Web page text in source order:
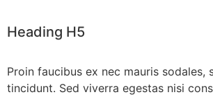
Heading H5
Proin faucibus ex nec mauris sodales,
tincidunt. Sed viverra egestas nisi